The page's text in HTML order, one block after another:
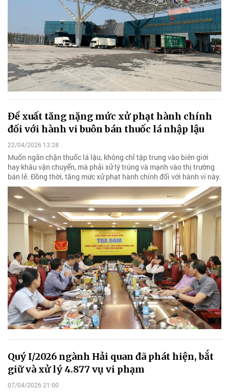
Đề xuất tăng nặng mức xử phạt hành chính
đối với hành vi buôn bán thuốc lá nhập lậu
22/04/2026 13:28
Muốn ngăn chặn thuốc lá lậu, không chỉ tập trung vào biên giới
hay khâu vận chuyển, mà phải xử lý trúng và mạnh vào thị trường
bán lẻ. Đồng thời, tăng mức xử phạt hành chính đối với hành vi này.
Quý I/2026 ngành Hải quan đã phát hiện, bắt
giữ và xử lý 4.877 vụ vi phạm
07/04/2026 21:00